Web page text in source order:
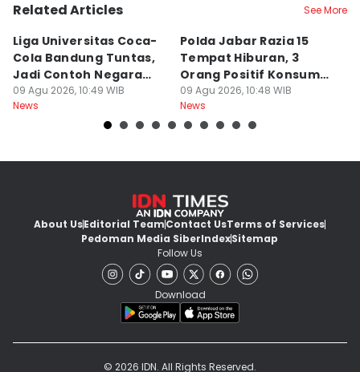
Related Articles See More
Liga Universitas Coca-
Cola Bandung Tuntas,
Jadi Contoh Negara
Lain
09 Agu 2026, 10:49 WIB
News
Polda Jabar Razia 15
Tempat Hiburan, 3
Orang Positif Konsumsi
Narkoba
09 Agu 2026, 10:48 WIB
News
About UsEditorial TeamContact UsTerms of Services
Pedoman Media SiberIndexSitemap
Follow Us
Download
© 2026 IDN. All Rights Reserved.